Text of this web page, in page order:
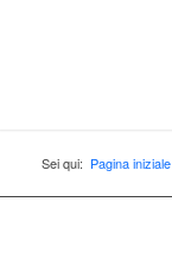
Sei qui: Pagina iniziale